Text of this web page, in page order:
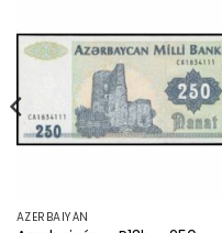
AZERBAIYÁN